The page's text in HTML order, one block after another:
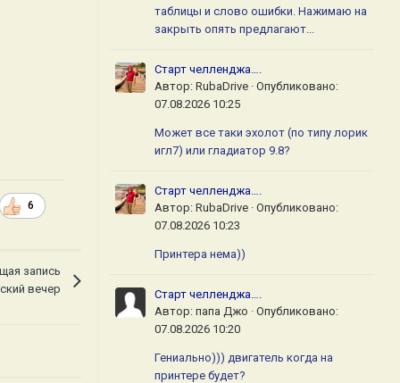
6
запись
вечер
таблицы и слово ошибки. Нажимаю на
закрыть опять предлагают...
Старт челленджа….
Автор: RubaDrive · Опубликовано:
07.08.2026 10:25
Может все таки эхолот (по типу лорик
игл7) или гладиатор 9.8?
Старт челленджа….
Автор: RubaDrive · Опубликовано:
07.08.2026 10:23
Принтера нема))
Старт челленджа….
Автор: папа Джо · Опубликовано:
07.08.2026 10:20
Гениально))) двигатель когда на
принтере будет?